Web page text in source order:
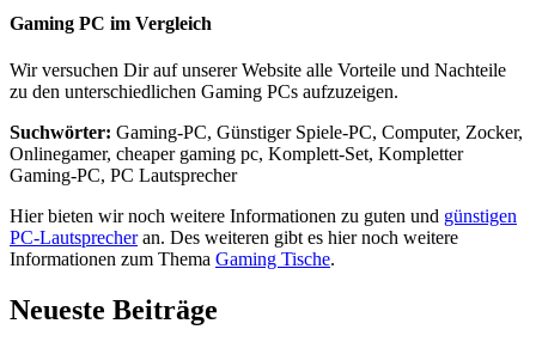
Gaming PC im Vergleich
Wir versuchen Dir auf unserer Website alle Vorteile und Nachteile
zu den unterschiedlichen Gaming PCs aufzuzeigen.
Suchwörter: Gaming-PC, Günstiger Spiele-PC, Computer, Zocker,
Onlinegamer, cheaper gaming pc, Komplett-Set, Kompletter
Gaming-PC, PC Lautsprecher
Hier bieten wir noch weitere Informationen zu guten und günstigen
PC-Lautsprecheran. Des weiteren gibt es hier noch weitere
Informationen zum Thema Gaming Tische.
Neueste Beiträge